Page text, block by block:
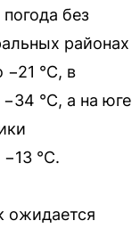
без
районах
−21 °C, в
°C, а на юге
°C.
ожидается